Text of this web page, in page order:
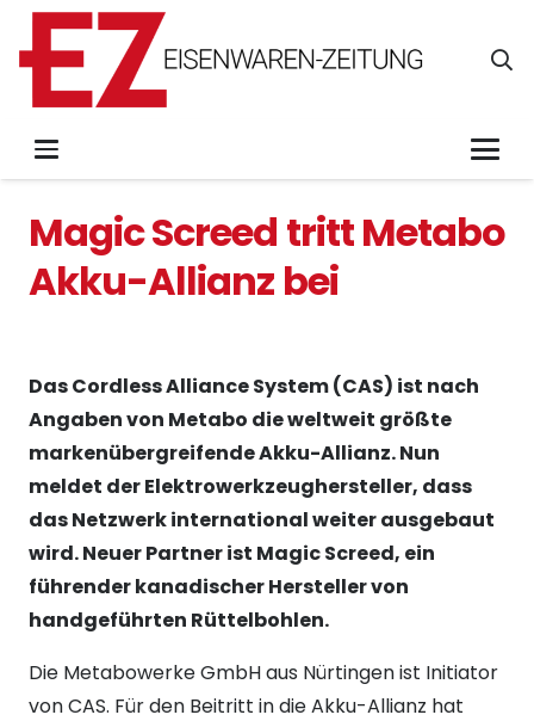
Magic Screed tritt Metabo
Akku-Allianz bei
Das Cordless Alliance System (CAS) ist nach
Angaben von Metabo die weltweit größte
markenübergreifende Akku-Allianz. Nun
meldet der Elektrowerkzeughersteller, dass
das Netzwerk international weiter ausgebaut
wird.Neuer Partner ist Magic Screed, ein
führender kanadischer Hersteller von
handgeführten Rüttelbohlen.
Die Metabowerke GmbH aus Nürtingen ist Initiator
von CAS. Für den Beitritt in die Akku-Allianz hat